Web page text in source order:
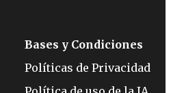
Bases y Condiciones
Políticas de Privacidad